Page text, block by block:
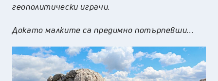
геополитически играчи.
Докато малките са предимно потърпевши...